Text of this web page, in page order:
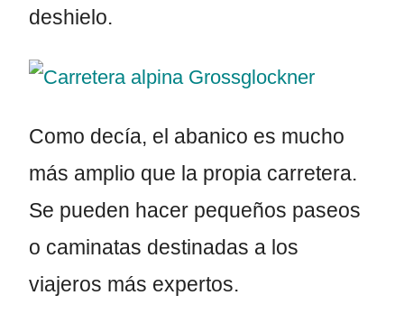
deshielo.
Como decía, el abanico es mucho
más amplio que la propia carretera.
Se pueden hacer pequeños paseos
o caminatas destinadas a los
viajeros más expertos.